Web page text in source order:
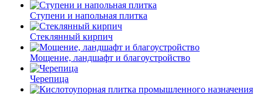
Ступени и напольная плитка
Cтеклянный кирпич
Мощение, ландшафт и благоустройство
Черепица